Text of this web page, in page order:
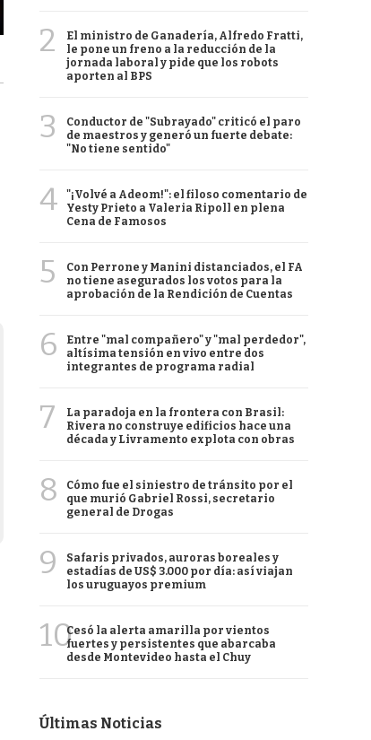
2
El ministro de Ganadería, Alfredo Fratti,
le pone un freno a la reducción de la
jornada laboral y pide que los robots
aporten al BPS
3
Conductor de "Subrayado" criticó el paro
de maestros y generó un fuerte debate:
"No tiene sentido"
4
"¡Volvé a Adeom!": el filoso comentario de
Yesty Prieto a Valeria Ripoll en plena
Cena de Famosos
5
Con Perrone y Manini distanciados, el FA
no tiene asegurados los votos para la
aprobación de la Rendición de Cuentas
6
Entre "mal compañero" y "mal perdedor",
altísima tensión en vivo entre dos
integrantes de programa radial
7
La paradoja en la frontera con Brasil:
Rivera no construye edificios hace una
década y Livramento explota con obras
8
Cómo fue el siniestro de tránsito por el
que murió Gabriel Rossi, secretario
general de Drogas
9
Safaris privados, auroras boreales y
estadías de US$ 3.000 por día: así viajan
los uruguayos premium
10Cesó la alerta amarilla por vientos
fuertes y persistentes que abarcaba
desde Montevideo hasta el Chuy
Últimas Noticias